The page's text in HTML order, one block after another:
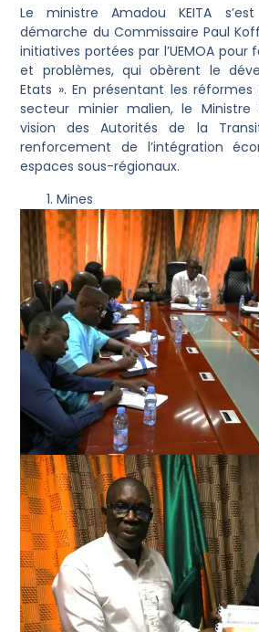
Le ministre Amadou KEITA
démarche du Commissaire Paul
initiatives portées par l’UEMOA
et problèmes, qui obèrent le
Etats ». En présentant les
secteur minier malien, le
vision des Autorités de la
renforcement de l’intégration
espaces sous-régionaux.
Mines